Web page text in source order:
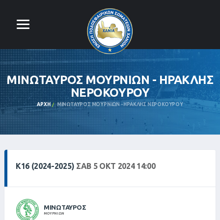
ΜΙΝΩΤΑΥΡΟΣ ΜΟΥΡΝΙΩΝ - ΗΡΑΚΛΗΣ
ΝΕΡΟΚΟΥΡΟΥ
ΑΡΧΉ ΜΙΝΩΤΑΥΡΟΣ ΜΟΥΡΝΙΩΝ - ΗΡΑΚΛΗΣ ΝΕΡΟΚΟΥΡΟΥ
Κ16 (2024-2025) ΣΑΒ 5 ΟΚΤ 2024 14:00
ΜΙΝΩΤΑΥΡΟΣ
ΜΟΥΡΝΙΩΝ